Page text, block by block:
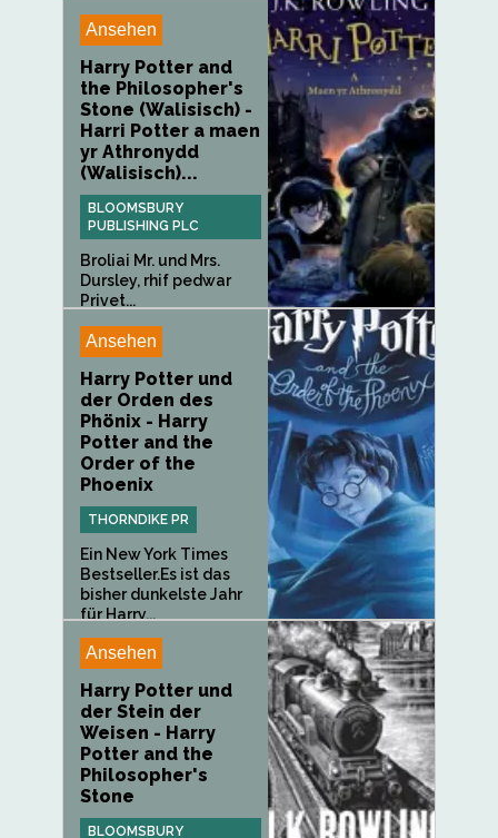
Ansehen
Harry Potter and
the Philosopher's
Stone (Walisisch) -
Harri Potter a maen
yr Athronydd
(Walisisch)...
BLOOMSBURY
PUBLISHING PLC
Broliai Mr. und Mrs.
Dursley, rhif pedwar
Privet...
Ansehen
Harry Potter und
der Orden des
Phönix - Harry
Potter and the
Order of the
Phoenix
THORNDIKE PR
Ein New York Times
Bestseller.Es ist das
bisher dunkelste Jahr
für Harry...
Ansehen
Harry Potter und
der Stein der
Weisen - Harry
Potter and the
Philosopher's
Stone
BLOOMSBURY